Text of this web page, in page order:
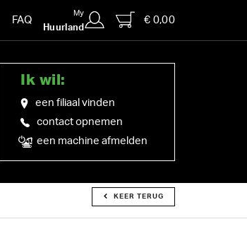
FAQ
My
Huurland
€ 0,00
Ik wil:
een filiaal vinden
contact opnemen
een machine afmelden
KEER TERUG